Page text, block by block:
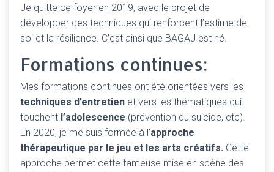
Je quitte ce foyer en 2019, avec le projet de
développer des techniques qui renforcent l’estime de
soi et la résilience. C’est ainsi que BAGAJ est né.
Formations continues:
Mes formations continues ont été orientées vers les
techniques d’entretien et vers les thématiques qui
touchent l’adolescence (prévention du suicide, etc).
En 2020, je me suis formée à l’approche
thérapeutique par le jeu et les arts créatifs. Cette
approche permet cette fameuse mise en scène des